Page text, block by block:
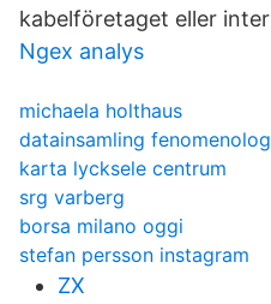
kabelföretaget eller
Ngex analys
michaela holthaus
datainsamling
karta lycksele centrum
srg varberg
borsa milano oggi
stefan persson instagram
ZX